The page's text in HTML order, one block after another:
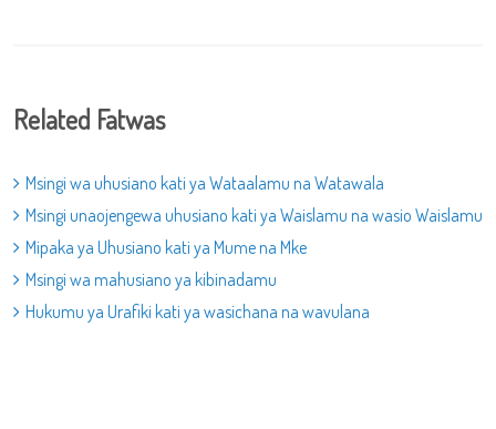
Related Fatwas
Msingi wa uhusiano kati ya Wataalamu na Watawala
Msingi unaojengewa uhusiano kati ya Waislamu na wasio Waislamu
Mipaka ya Uhusiano kati ya Mume na Mke
Msingi wa mahusiano ya kibinadamu
Hukumu ya Urafiki kati ya wasichana na wavulana